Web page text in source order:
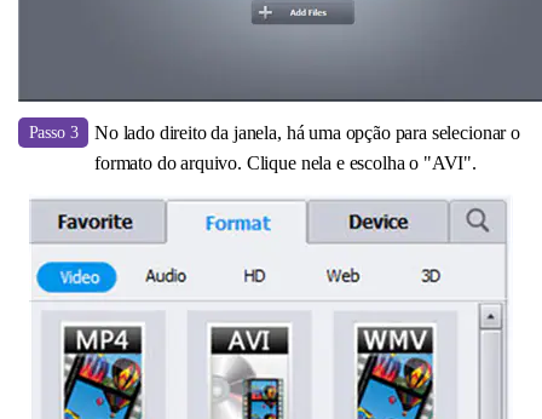
Passo 3
No lado direito da janela, há uma opção para selecionar o
formato do arquivo. Clique nela e escolha o "AVI".